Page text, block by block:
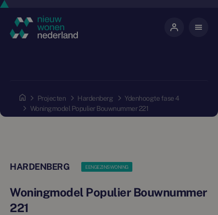
Projecten Hardenberg
Ydenhoogte fase 4
Woningmodel Populier Bouwnummer 221
HARDENBERG EENGEZINSWONING
Woningmodel Populier Bouwnummer
221